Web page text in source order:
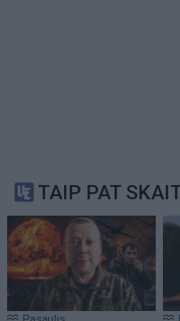
TAIP PAT